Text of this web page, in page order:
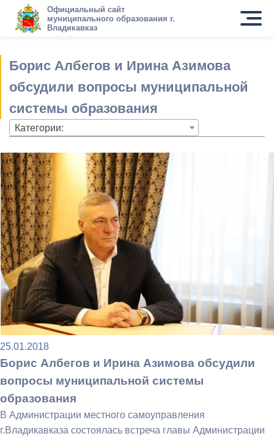
Официальный сайт
муниципального образования г.
Владикавказ
Борис Албегов и Ирина Азимова
обсудили вопросы муниципальной
системы образования
Категории:
25.01.2018
Борис Албегов и Ирина Азимова обсудили
вопросы муниципальной системы
образования
В Администрации местного самоуправления
г.Владикавказа состоялась встреча главы Администрации